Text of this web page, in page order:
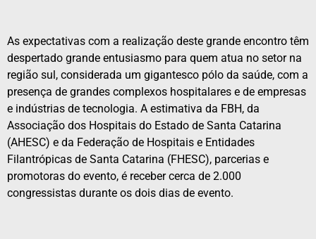
As expectativas com a realização deste grande encontro têm
despertado grande entusiasmo para quem atua no setor na
região sul, considerada um gigantesco pólo da saúde, com a
presença de grandes complexos hospitalares e de empresas
e indústrias de tecnologia. A estimativa da FBH, da
Associação dos Hospitais do Estado de Santa Catarina
(AHESC) e da Federação de Hospitais e Entidades
Filantrópicas de Santa Catarina (FHESC), parcerias e
promotoras do evento, é receber cerca de 2.000
congressistas durante os dois dias de evento.